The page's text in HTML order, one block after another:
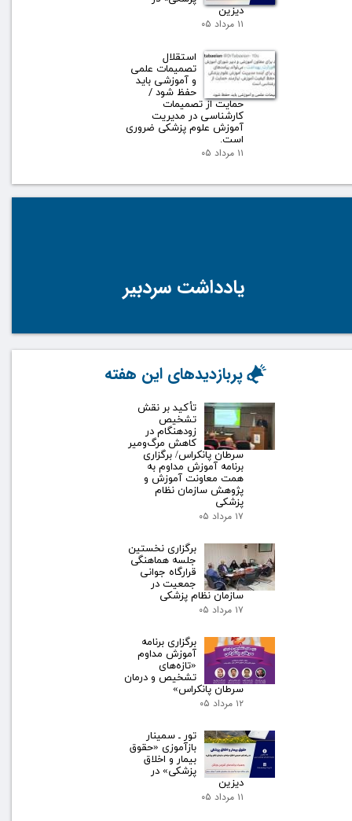
دیزین
۱۱ مرداد ۰۵
استقلال
تصمیمات علمی
و آموزشی باید
حفظ شود /
حمایت از تصمیمات
کارشناسی در مدیریت
آموزش علوم پزشکی ضروری
است.
۱۱ مرداد ۰۵
یادداشت سردبیر
تأکید بر نقش
تشخیص
زودهنگام در
کاهش مرگ‌ومیر
سرطان پانکراس/ برگزاری
برنامه آموزش مداوم به
همت معاونت آموزش و
پژوهش سازمان نظام
پزشکی
۱۷ مرداد ۰۵
برگزاری نخستین
جلسه هماهنگی
قرارگاه جوانی
جمعیت در
سازمان نظام پزشکی
۱۷ مرداد ۰۵
برگزاری برنامه
آموزش مداوم
«تازه‌های
تشخیص و درمان
سرطان پانکراس»
۱۲ مرداد ۰۵
تور ـ سمینار
بازآموزی «حقوق
بیمار و اخلاق
پزشکی» در
دیزین
۱۱ مرداد ۰۵
پربازدیدهای این هفته